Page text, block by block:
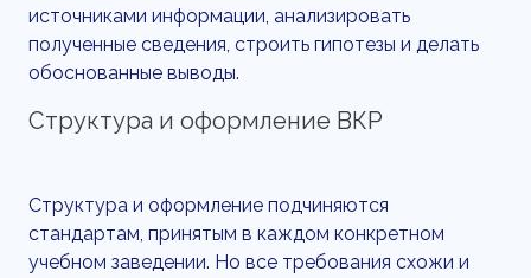
источниками информации, анализировать
полученные сведения, строить гипотезы и делать
обоснованные выводы.
Структура и оформление ВКР
Структура и оформление подчиняются
стандартам, принятым в каждом конкретном
учебном заведении. Но все требования схожи и